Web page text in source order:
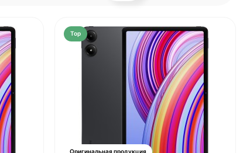
Top
Оригинальная продукция